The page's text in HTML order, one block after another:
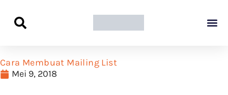
Cara Membuat Mailing List
Mei 9, 2018